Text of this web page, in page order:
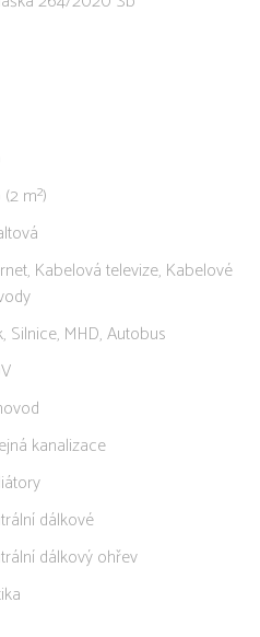
m²)
Kabelová televize, Kabelové
Silnice, MHD, Autobus
kanalizace
dálkové
dálkový ohřev